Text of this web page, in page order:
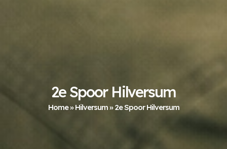
2e Spoor Hilversum
Home»Hilversum»2e Spoor Hilversum